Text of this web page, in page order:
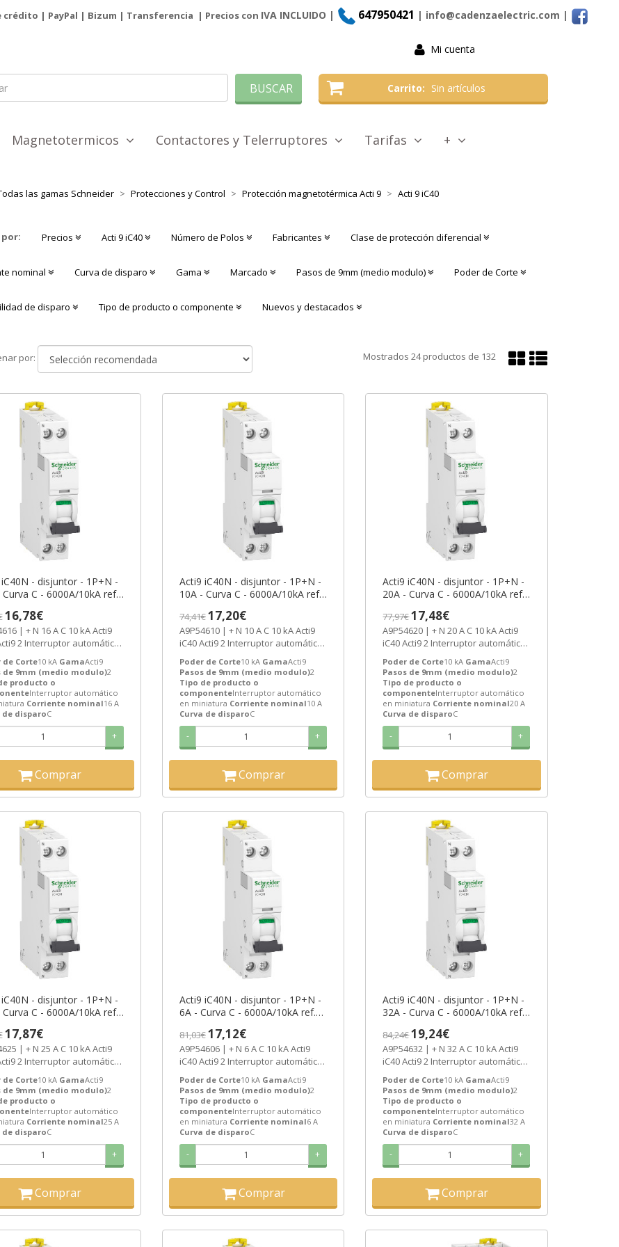
| PayPal | Bizum | Transferencia | Precios con IVA INCLUIDO | 647950421 | info@cadenzaelectric.com |
Mi cuenta
Carrito Sin artículos
BUSCAR
Magnetotermicos Contactores y Telerruptores Tarifas +
las gamas Schneider Protecciones y Control Protección magnetotérmica Acti 9 Acti 9 iC40
Precios Acti 9 iC40 Número de Polos Fabricantes Clase de protección diferencial
nominal Curva de disparo Gama Marcado Pasos de 9mm (medio modulo) Poder de Corte
de disparo Tipo de producto o componente Nuevos y destacados
por:
Ordenar
por
Mostrar
en
Mostrar
en
Mostrados 24productos de 132
- disjuntor - 1P+N -
Curva C - 6000A/10kA ref.
16,78€
C 10 kA Acti9
2 Interruptor automático
de Corte10 kA GamaActi9
de 9mm (medio modulo)2
producto o
Interruptor automático
Corriente nominal16 A
de disparoC
+
Comprar
Acti9 iC40N - disjuntor - 1P+N -
10A - Curva C - 6000A/10kA ref.
74,41€17,20€
A9P54610 | + N 10 A C 10 kA Acti9
iC40 Acti9 2 Interruptor automático
Poder de Corte10 kA GamaActi9
Pasos de 9mm (medio modulo)2
Tipo de producto o
componenteInterruptor automático
en miniatura Corriente nominal10 A
Curva de disparoC
- +
Comprar
Acti9 iC40N - disjuntor - 1P+N -
20A - Curva C - 6000A/10kA ref.
77,97€17,48€
A9P54620 | + N 20 A C 10 kA Acti9
iC40 Acti9 2 Interruptor automático
Poder de Corte10 kA GamaActi9
Pasos de 9mm (medio modulo)2
Tipo de producto o
componenteInterruptor automático
en miniatura Corriente nominal20 A
Curva de disparoC
- +
Comprar
- disjuntor - 1P+N -
Curva C - 6000A/10kA ref.
17,87€
C 10 kA Acti9
2 Interruptor automático
de Corte10 kA GamaActi9
de 9mm (medio modulo)2
producto o
Interruptor automático
Corriente nominal25 A
de disparoC
+
Comprar
Acti9 iC40N - disjuntor - 1P+N -
6A - Curva C - 6000A/10kA ref.
81,03€17,12€
A9P54606 | + N 6 A C 10 kA Acti9
iC40 Acti9 2 Interruptor automático
Poder de Corte10 kA GamaActi9
Pasos de 9mm (medio modulo)2
Tipo de producto o
componenteInterruptor automático
en miniatura Corriente nominal6 A
Curva de disparoC
- +
Comprar
Acti9 iC40N - disjuntor - 1P+N -
32A - Curva C - 6000A/10kA ref.
84,24€19,24€
A9P54632 | + N 32 A C 10 kA Acti9
iC40 Acti9 2 Interruptor automático
Poder de Corte10 kA GamaActi9
Pasos de 9mm (medio modulo)2
Tipo de producto o
componenteInterruptor automático
en miniatura Corriente nominal32 A
Curva de disparoC
- +
Comprar